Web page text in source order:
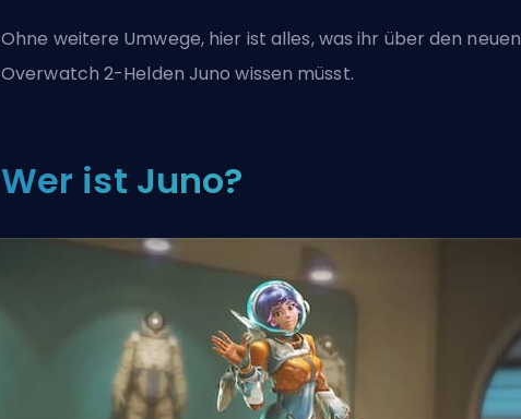
Ohne weitere Umwege, hier ist alles, was ihr über den neuen
Overwatch 2-Helden Juno wissen müsst.
Wer ist Juno?